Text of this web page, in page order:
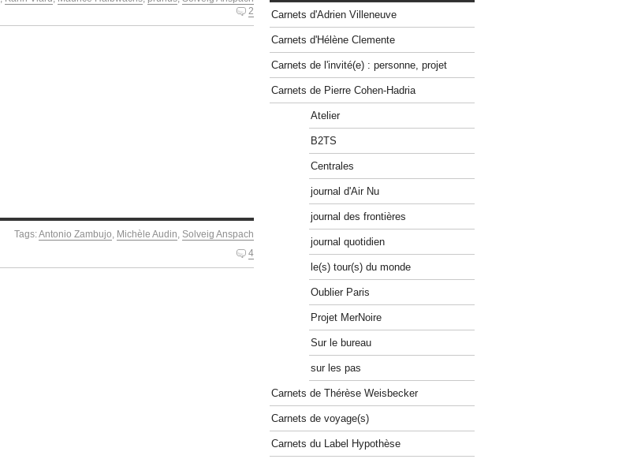
2
Tags:Antonio Zambujo Michèle Audin Solveig Anspach
4
Carnets d'Adrien Villeneuve
Carnets d'Hélène Clemente
Carnets de l'invité(e) : personne, projet
Carnets de Pierre Cohen-Hadria
Atelier
B2TS
Centrales
journal d'Air Nu
journal des frontières
journal quotidien
le(s) tour(s) du monde
Oublier Paris
Projet MerNoire
Sur le bureau
sur les pas
Carnets de Thérèse Weisbecker
Carnets de voyage(s)
Carnets du Label Hypothèse